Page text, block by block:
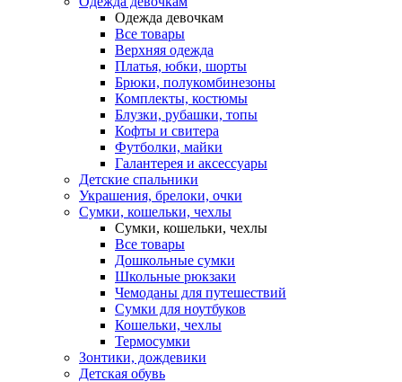
Одежда девочкам
Все товары
Верхняя одежда
Платья, юбки, шорты
Брюки, полукомбинезоны
Комплекты, костюмы
Блузки, рубашки, топы
Кофты и свитера
Футболки, майки
Галантерея и аксессуары
Детские спальники
Украшения, брелоки, очки
Сумки, кошельки, чехлы
Сумки, кошельки, чехлы
Все товары
Дошкольные сумки
Школьные рюкзаки
Чемоданы для путешествий
Сумки для ноутбуков
Кошельки, чехлы
Термосумки
Зонтики, дождевики
Детская обувь